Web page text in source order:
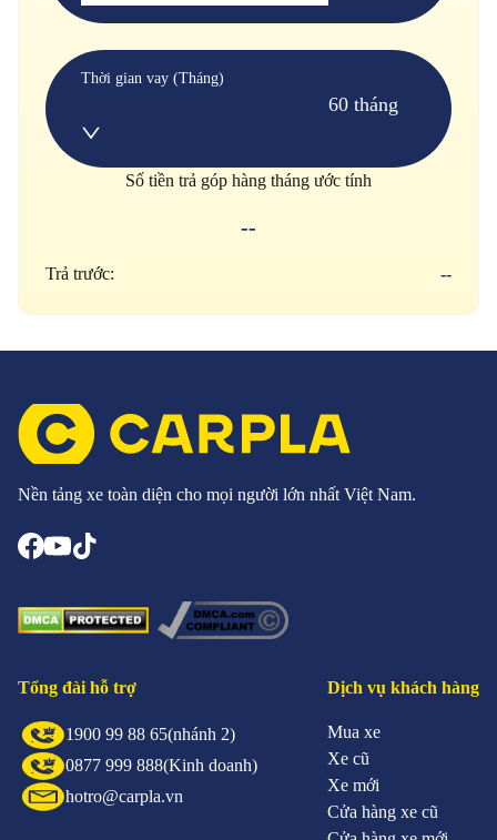
Thời gian vay (Tháng)
60 tháng
Số tiền trả góp hàng tháng ước tính
--
Trả trước: --
Nền tảng xe toàn diện cho mọi người lớn nhất Việt Nam.
Tổng đài hỗ trợ
1900 99 88 65(nhánh 2)
0877 999 888(Kinh doanh)
hotro@carpla.vn
Dịch vụ khách hàng
Mua xe
Xe cũ
Xe mới
Cửa hàng xe cũ